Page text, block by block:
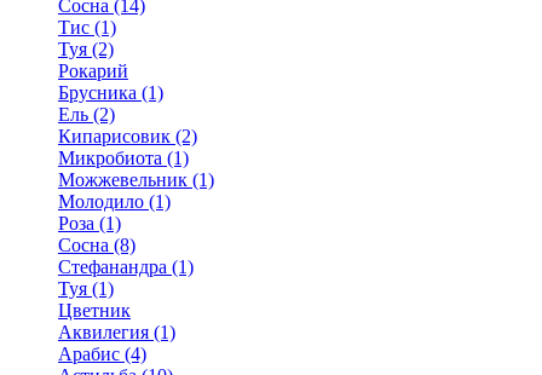
Сосна (14)
Тис (1)
Туя (2)
Рокарий
Брусника (1)
Ель (2)
Кипарисовик (2)
Микробиота (1)
Можжевельник (1)
Молодило (1)
Роза (1)
Сосна (8)
Стефанандра (1)
Туя (1)
Цветник
Аквилегия (1)
Арабис (4)